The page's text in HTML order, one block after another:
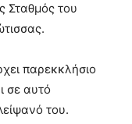
Σταθμός του
παρεκκλήσιο
σε αυτό
του.